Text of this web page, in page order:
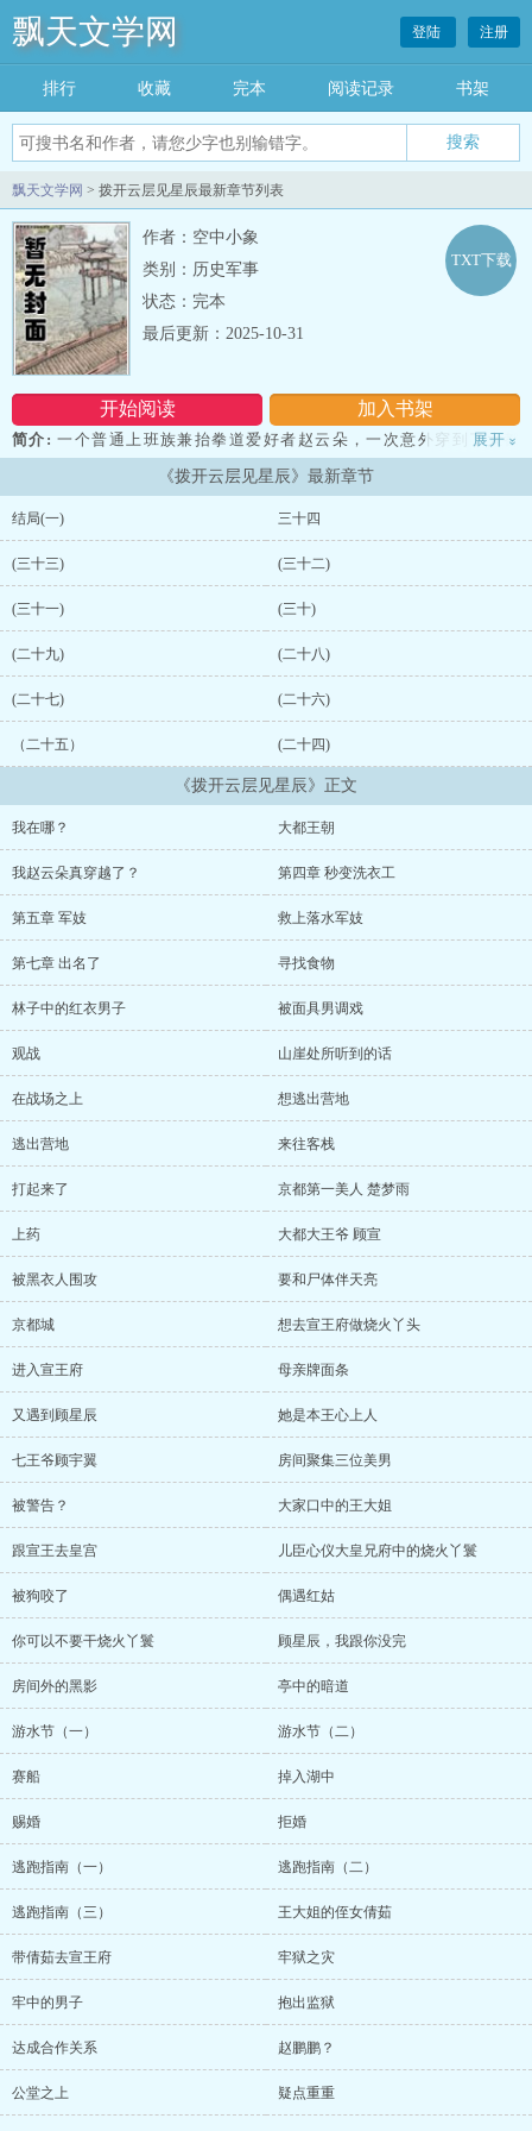
飘天文学网 登陆 注册
排行 收藏 完本 阅读记录 书架
飘天文学网 > 拨开云层见星辰最新章节列表
作者：空中小象
类别：历史军事
状态：完本
开始阅读 加入书架
TXT下载
最后更新：2025-10-31
简介: 一个普通上班族兼抬拳道爱好者赵云朵，一次意外穿到了大都
王朝神秘杀手组织里面一位女杀手赵绵绵身上，偶遇到了大都王朝郝
郝有名做事狠辣冷面三爷顾星辰，从此展开了俩人相爱相杀的故
事……...
展开 »
《拨开云层见星辰》最新章节
结局(一) 三十四
(三十三) (三十二)
(三十一) (三十)
(二十九) (二十八)
(二十七) (二十六)
（二十五） (二十四)
《拨开云层见星辰》正文
我在哪？ 大都王朝
我赵云朵真穿越了？ 第四章 秒变洗衣工
第五章 军妓 救上落水军妓
第七章 出名了 寻找食物
林子中的红衣男子 被面具男调戏
观战 山崖处所听到的话
在战场之上 想逃出营地
逃出营地 来往客栈
打起来了 京都第一美人 楚梦雨
上药 大都大王爷 顾宣
被黑衣人围攻 要和尸体伴天亮
京都城 想去宣王府做烧火丫头
进入宣王府 母亲牌面条
又遇到顾星辰 她是本王心上人
七王爷顾宇翼 房间聚集三位美男
被警告？ 大家口中的王大姐
跟宣王去皇宫 儿臣心仪大皇兄府中的烧火丫鬟
被狗咬了 偶遇红姑
你可以不要干烧火丫鬟 顾星辰，我跟你没完
房间外的黑影 亭中的暗道
游水节（一） 游水节（二）
赛船 掉入湖中
赐婚 拒婚
逃跑指南（一） 逃跑指南（二）
逃跑指南（三） 王大姐的侄女倩茹
带倩茹去宣王府 牢狱之灾
牢中的男子 抱出监狱
达成合作关系 赵鹏鹏？
公堂之上 疑点重重